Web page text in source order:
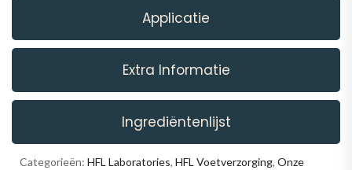
Applicatie
Extra Informatie
Ingrediëntenlijst
Categorieën: HFL Laboratories, HFL Voetverzorging, Onze